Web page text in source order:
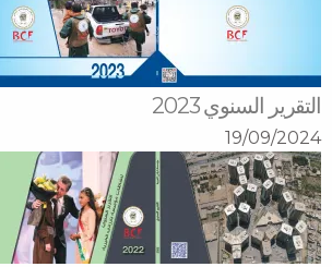
التقرير السنوي 2023
19/09/2024